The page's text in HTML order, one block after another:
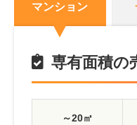
マンション
専有面積の
～20㎡